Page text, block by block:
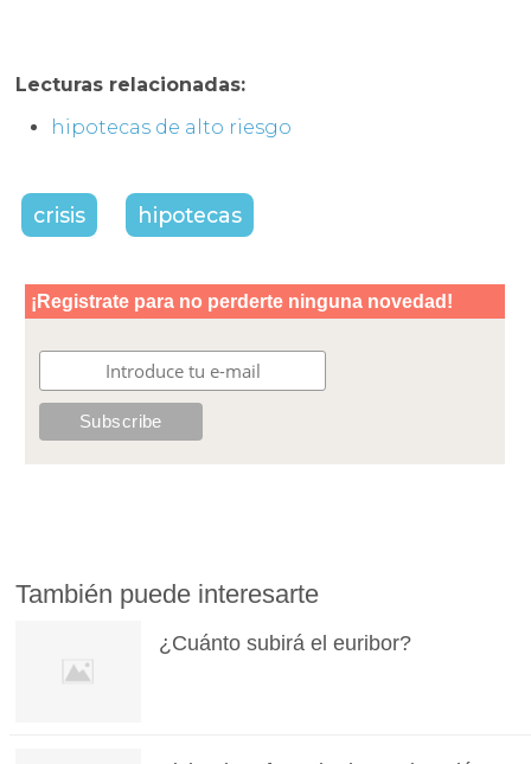
Lecturas relacionadas:
hipotecas de alto riesgo
crisis hipotecas
También puede interesarte
¿Cuánto subirá el euribor?